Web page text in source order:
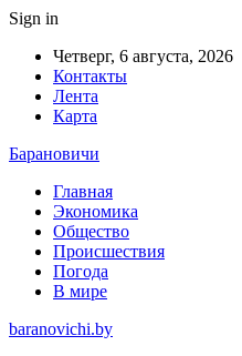
Sign in
Четверг, 6 августа, 2026
Контакты
Лента
Карта
Барановичи
Главная
Экономика
Общество
Происшествия
Погода
В мире
baranovichi.by